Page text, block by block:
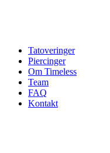
Tatoveringer
Piercinger
Om Timeless
Team
FAQ
Kontakt